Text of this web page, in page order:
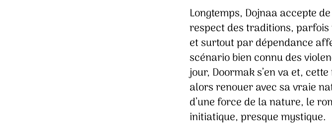
Longtemps, Dojnaa accepte
respect des traditions,
et surtout par dépendance
scénario bien connu des
jour, Doormak s’en va et,
alors renouer avec sa vraie
d’une force de la nature, le
initiatique, presque mystique.